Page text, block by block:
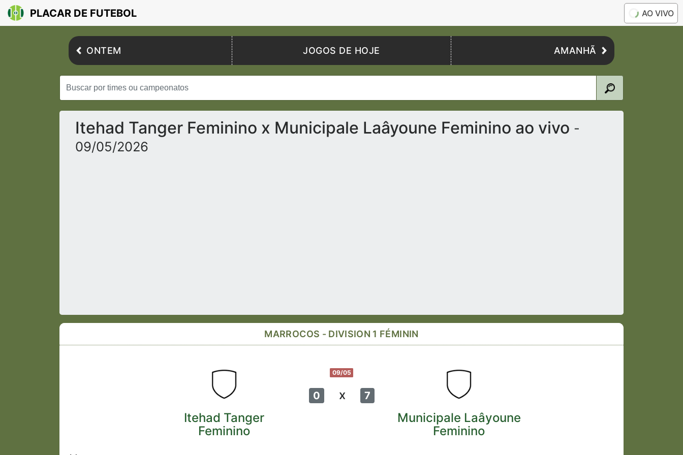
PLACAR DE FUTEBOL AO VIVO
ONTEM JOGOS DE HOJE AMANHÃ
Itehad Tanger Feminino x Municipale Laâyoune Feminino ao vivo -
09/05/2026
MARROCOS - DIVISION 1 FÉMININ
09/05
0 x 7
Itehad Tanger
Feminino
Municipale Laâyoune
Feminino